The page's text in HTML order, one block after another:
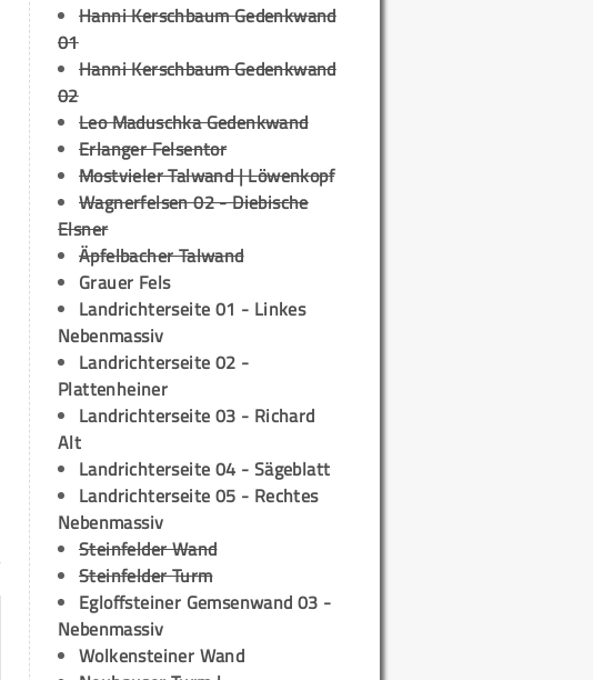
Hanni Kerschbaum Gedenkwand
01
Hanni Kerschbaum Gedenkwand
02
Leo Maduschka Gedenkwand
Erlanger Felsentor
Mostvieler Talwand | Löwenkopf
Wagnerfelsen 02 - Diebische
Elsner
Äpfelbacher Talwand
Grauer Fels
Landrichterseite 01 - Linkes
Nebenmassiv
Landrichterseite 02 -
Plattenheiner
Landrichterseite 03 - Richard
Alt
Landrichterseite 04 - Sägeblatt
Landrichterseite 05 - Rechtes
Nebenmassiv
Steinfelder Wand
Steinfelder Turm
Egloffsteiner Gemsenwand 03 -
Nebenmassiv
Wolkensteiner Wand